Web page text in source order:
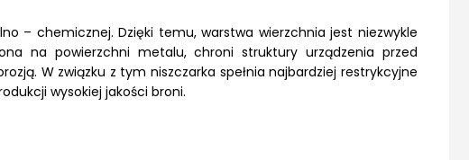
– chemicznej. Dzięki temu, warstwa wierzchnia jest niezwykle
na powierzchni metalu, chroni struktury urządzenia przed
W związku z tym niszczarka spełnia najbardziej restrykcyjne
wysokiej jakości broni.